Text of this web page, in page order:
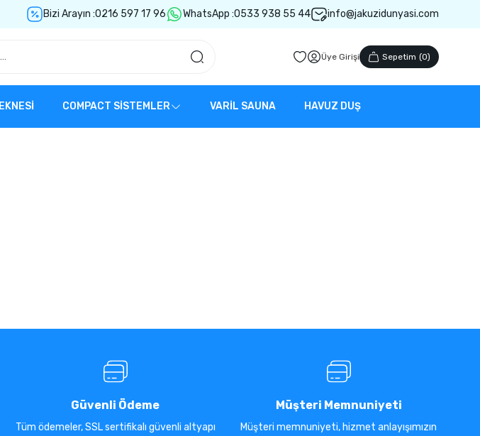
Bizi Arayın :0216 597 17 96 WhatsApp :0533 938 55 44 info@jakuzidunyasi.com
Üye Girişi Sepetim (0)
COMPACT SİSTEMLER VARİL SAUNA HAVUZ DUŞ
Güvenli Ödeme
Tüm ödemeler, SSL sertifikalı güvenli altyapı
Müşteri Memnuniyeti
Müşteri memnuniyeti, hizmet anlayışımızın